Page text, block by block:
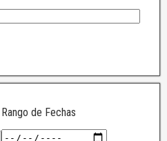
Rango de Fechas